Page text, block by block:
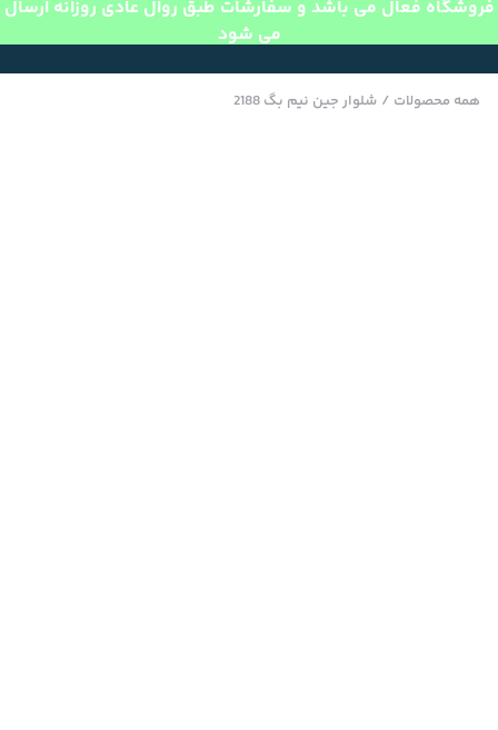
فروشگاه فعال می باشد و سفارشات طبق روال عادی روزانه ارسال
می شود
همه محصولات / شلوار جین نیم بگ 2188